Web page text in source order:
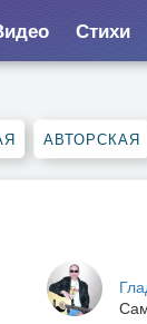
Стихи
АВТОРСКАЯ